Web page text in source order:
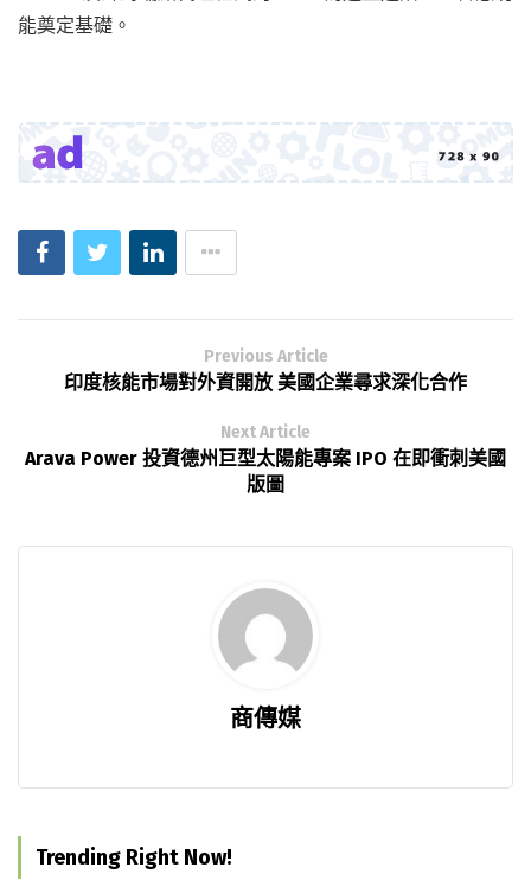
能奠定基礎。
Previous Article
印度核能市場對外資開放 美國企業尋求深化合作
Next Article
Arava Power 投資德州巨型太陽能專案 IPO 在即衝刺美國
版圖
商傳媒
Trending Right Now!